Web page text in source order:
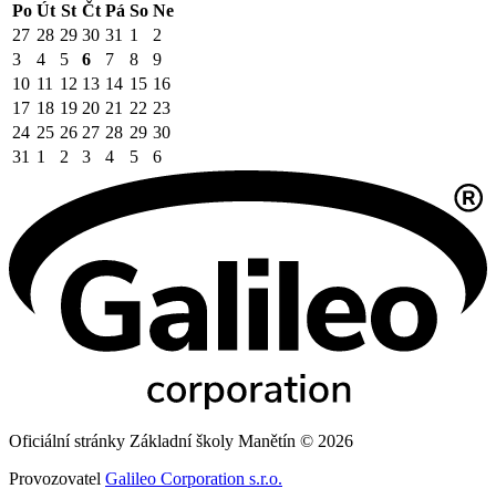
Po Út St Čt Pá So Ne
27 28 29 30 31 1
2
3
4 5 6 7 8
9
10 11 12 13 14 15 16
17 18 19 20 21 22 23
24 25 26 27 28 29 30
31 1 2 3 4 5 6
Oficiální stránky Základní školy Manětín © 2026
Provozovatel Galileo Corporation s.r.o.